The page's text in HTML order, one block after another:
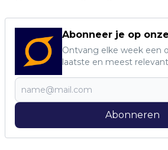
Abonneer je op
Ontvang elke week een
laatste en meest
Abonneren